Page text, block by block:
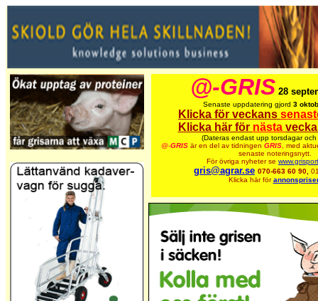
@-GRIS 28
Senaste uppdatering gjord 3
Klicka för veckans
Klicka här för nästa
(Dateras endast upp torsdagar och
@-GRIS är en del av tidningen GRIS, med
senaste noteringsnytt.
För övriga nyheter se
gris@agrar.se 070-663 60 90,
Klicka här för